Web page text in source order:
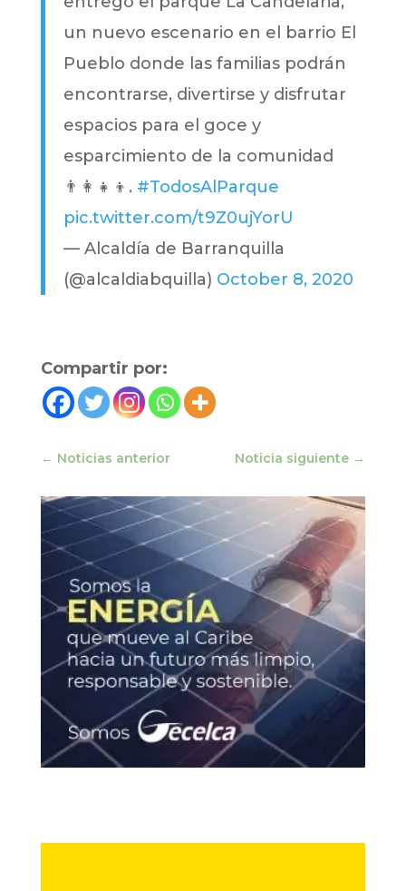
un nuevo escenario en el barrio El
Pueblo donde las familias podrán
encontrarse, divertirse y disfrutar
espacios para el goce y
esparcimiento de la comunidad
👨‍👩‍👧‍👦. #TodosAlParque
pic.twitter.com/t9Z0ujYorU
— Alcaldía de Barranquilla
(@alcaldiabquilla) October 8, 2020
Compartir por:
← Noticias anterior Noticia siguiente →